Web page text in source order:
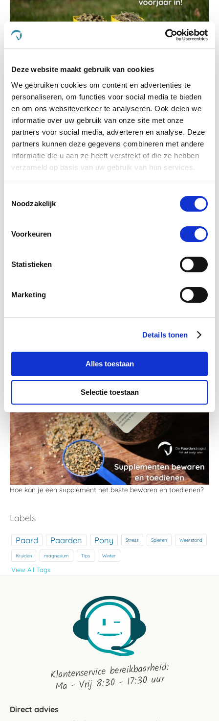
Deze website maakt gebruik van cookies
We gebruiken cookies om content en advertenties te
personaliseren, om functies voor social media te bieden
en om ons websiteverkeer te analyseren. Ook delen we
informatie over uw gebruik van onze site met onze
partners voor social media, adverteren en analyse. Deze
partners kunnen deze gegevens combineren met andere
informatie die u aan ze heeft verstrekt of die ze hebben
verzameld op basis van uw gebruik van hun services.
Noodzakelijk
Voorkeuren
Statistieken
Marketing
Details tonen
Alles toestaan
Selectie toestaan
Met Vitalstyle het voorjaar in!
Hoe kan je een supplement het beste bewaren en toedienen?
Labels
Paard Paarden Pony Stress Spieren Weerstand
Kruiden magnesium Tips Winter
View All Tags
Klantenservice bereikbaarheid:
Ma - Vrij 8:30 - 17:30 uur
Direct advies